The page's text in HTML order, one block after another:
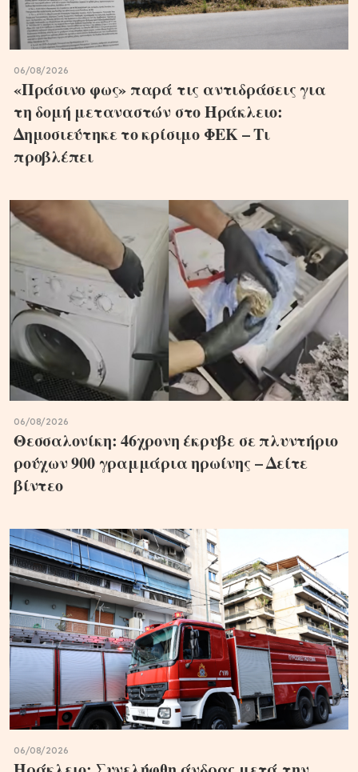
06/08/2026
«Πράσινο φως» παρά τις αντιδράσεις για
τη δομή μεταναστών στο Ηράκλειο:
Δημοσιεύτηκε το κρίσιμο ΦΕΚ – Τι
προβλέπει
06/08/2026
Θεσσαλονίκη: 46χρονη έκρυβε σε πλυντήριο
ρούχων 900 γραμμάρια ηρωίνης – Δείτε
βίντεο
06/08/2026